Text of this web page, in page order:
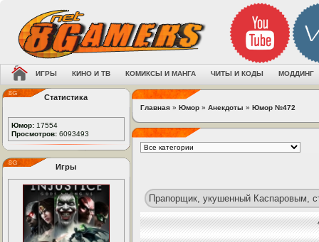
ИГРЫ КИНО И ТВ КОМИКСЫ И МАНГА ЧИТЫ И КОДЫ МОДДИНГ
Статистика
Юмор: 17554
Просмотров: 6093493
Игры
Главная » Юмор » Анекдоты » Юмор №472
Прапорщик, укушенный Каспаровым,